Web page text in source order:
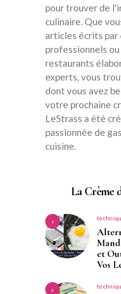
pour trouver de
culinaire. Que
articles écrits par
professionnels
restaurants
experts, vous
dont vous avez
votre prochaine
LeStrass a été
passionnée de
cuisine.
La Crème
1
et
Vos
2